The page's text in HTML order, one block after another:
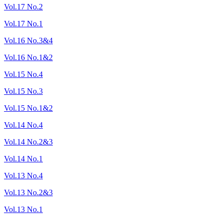
Vol.17 No.2
Vol.17 No.1
Vol.16 No.3&4
Vol.16 No.1&2
Vol.15 No.4
Vol.15 No.3
Vol.15 No.1&2
Vol.14 No.4
Vol.14 No.2&3
Vol.14 No.1
Vol.13 No.4
Vol.13 No.2&3
Vol.13 No.1